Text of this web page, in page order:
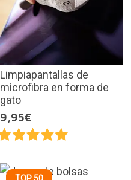
Limpiapantallas de
microfibra en forma de
gato
9,95€